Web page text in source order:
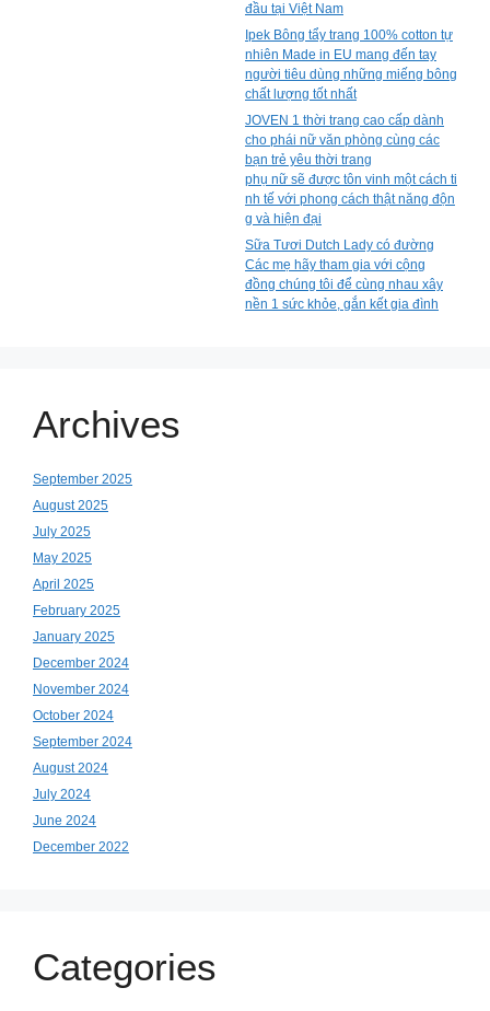
đầu tại Việt Nam
Ipek Bông tẩy trang 100% cotton tự
nhiên Made in EU mang đến tay
người tiêu dùng những miếng bông
chất lượng tốt nhất
JOVEN 1 thời trang cao cấp dành
cho phái nữ văn phòng cùng các
bạn trẻ yêu thời trang
phụ nữ sẽ được tôn vinh một cách ti
nh tế với phong cách thật năng độn
g và hiện đại
Sữa Tươi Dutch Lady có đường
Các mẹ hãy tham gia với cộng
đồng chúng tôi để cùng nhau xây
nền 1 sức khỏe, gắn kết gia đình
Archives
September 2025
August 2025
July 2025
May 2025
April 2025
February 2025
January 2025
December 2024
November 2024
October 2024
September 2024
August 2024
July 2024
June 2024
December 2022
Categories